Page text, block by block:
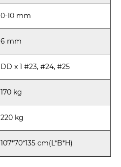
0-10 mm
6 mm
DD x 1 #23, #24, #25
170 kg
220 kg
107*70*135 cm(L*B*H)